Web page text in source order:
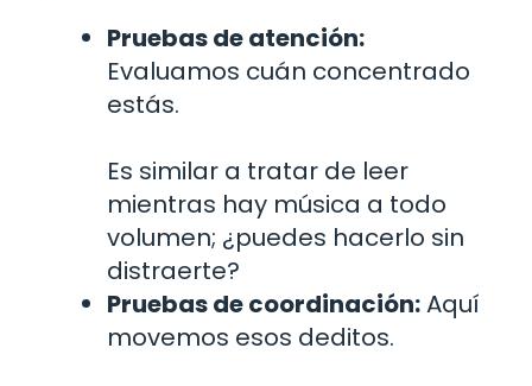
Pruebas de atención:
Evaluamos cuán concentrado
estás.
Es similar a tratar de leer
mientras hay música a todo
volumen; ¿puedes hacerlo sin
distraerte?
Pruebas de coordinación:Aquí
movemos esos deditos.